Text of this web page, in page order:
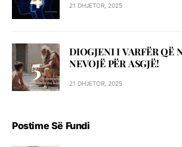
21 DHJETOR, 2025
DIOGJENI I VARFËR QË
NEVOJË PËR ASGJË!
21 DHJETOR, 2025
Postime Së Fundi